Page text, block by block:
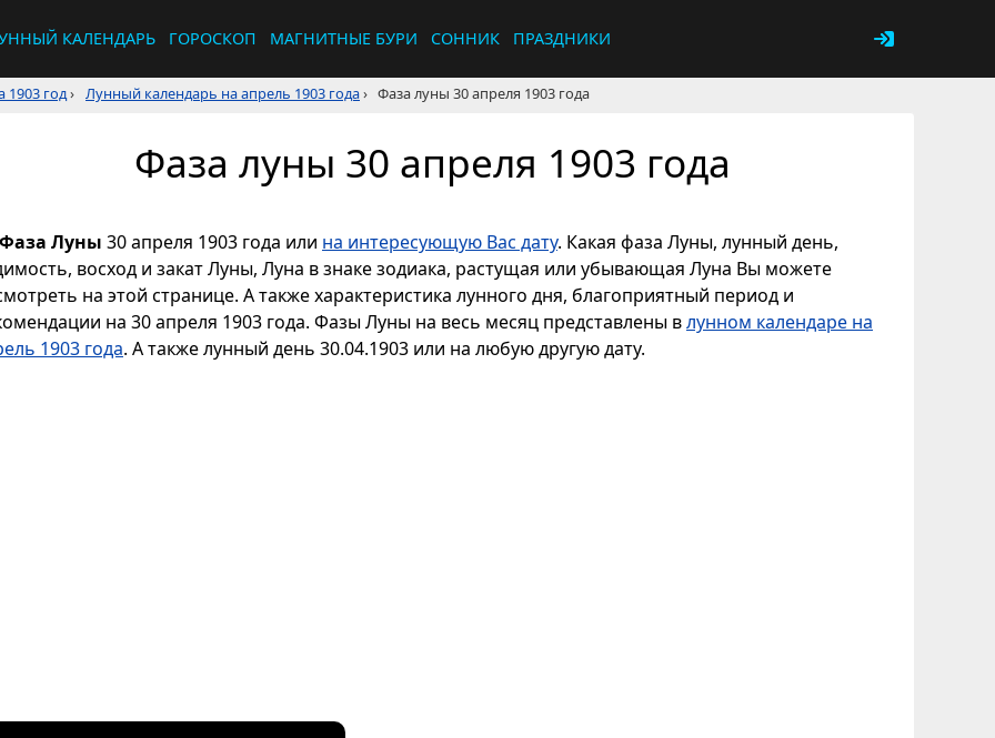
КАЛЕНДАРЬ ГОРОСКОП МАГНИТНЫЕ БУРИ СОННИК ПРАЗДНИКИ
1903 год› Лунный календарь на апрель 1903 года› Фаза луны 30 апреля 1903 года
Фаза луны 30 апреля 1903 года
Фаза Луны 30 апреля 1903 года или на интересующую Вас дату. Какая фаза Луны, лунный день,
восход и закат Луны, Луна в знаке зодиака, растущая или убывающая Луна Вы можете
на этой странице. А также характеристика лунного дня, благоприятный период и
на 30 апреля 1903 года. Фазы Луны на весь месяц представлены влунном календаре на
1903 года. А также лунный день 30.04.1903 или на любую другую дату.